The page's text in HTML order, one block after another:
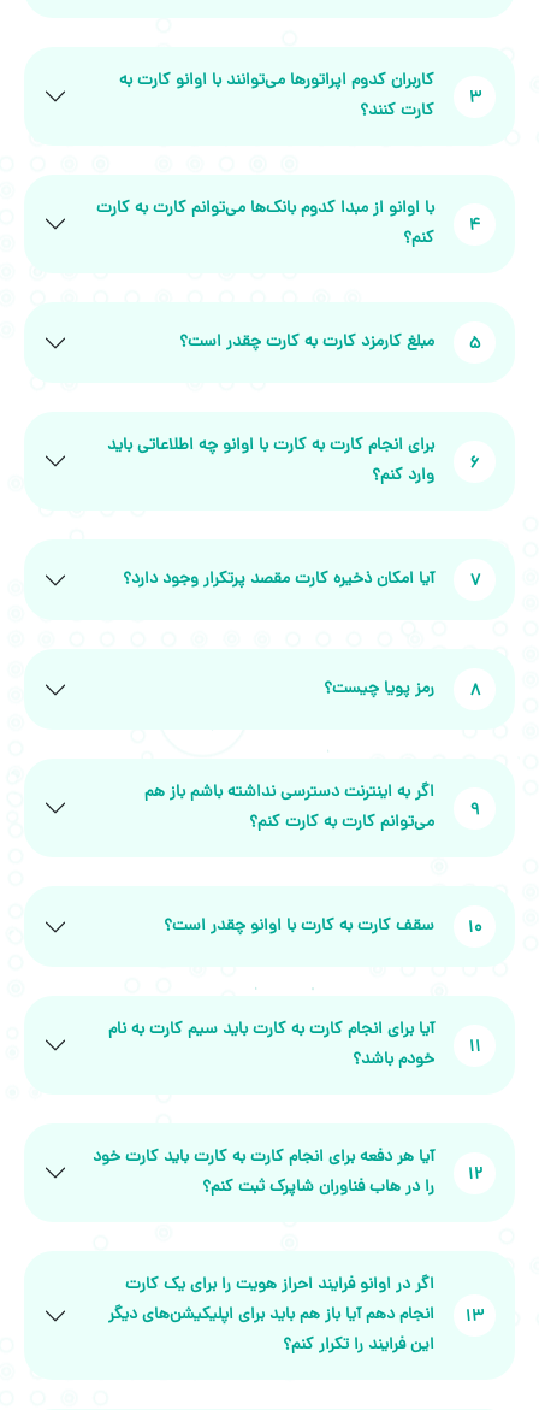
3
کاربران کدوم اپراتورها می‌توانند با اوانو کارت به
کارت کنند؟
4
با اوانو از مبدا کدوم بانک‌ها می‌توانم کارت به کارت
کنم؟
5 مبلغ کارمزد کارت به کارت چقدر است؟
6
برای انجام کارت به کارت با اوانو چه اطلاعاتی باید
وارد کنم؟
7 آیا امکان ذخیره کارت مقصد پرتکرار وجود دارد؟
8 رمز پویا چیست؟
9
اگر به اینترنت دسترسی نداشته باشم باز هم
می‌توانم کارت به کارت کنم؟
10 سقف کارت به کارت با اوانو چقدر است؟
11
آیا برای انجام کارت به کارت باید سیم کارت به نام
خودم باشد؟
12
آیا هر دفعه برای انجام کارت به کارت باید کارت خود
را در هاب فناوران شاپرک ثبت کنم؟
13
اگر در اوانو فرایند احراز هویت را برای یک کارت
انجام دهم آیا باز هم باید برای اپلیکیشن‌های دیگر
این فرایند را تکرار کنم؟